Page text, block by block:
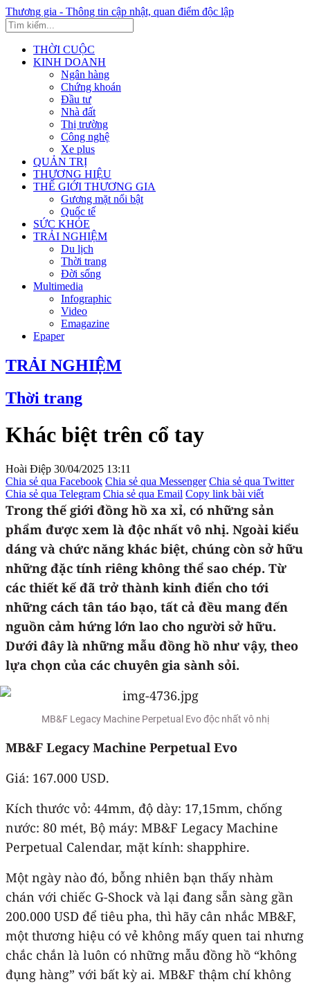
Thương gia - Thông tin cập nhật, quan điểm độc lập
THỜI CUỘC
KINH DOANH
Ngân hàng
Chứng khoán
Đầu tư
Nhà đất
Thị trường
Công nghệ
Xe plus
QUẢN TRỊ
THƯƠNG HIỆU
THẾ GIỚI THƯƠNG GIA
Gương mặt nổi bật
Quốc tế
SỨC KHỎE
TRẢI NGHIỆM
Du lịch
Thời trang
Đời sống
Multimedia
Infographic
Video
Emagazine
Epaper
TRẢI NGHIỆM
Thời trang
Khác biệt trên cổ tay
Hoài Điệp 30/04/2025 13:11
Chia sẻ qua Facebook Chia sẻ qua Messenger Chia sẻ qua Twitter
Chia sẻ qua Telegram Chia sẻ qua Email Copy link bài viết
Trong thế giới đồng hồ xa xỉ, có những sản
phẩm được xem là độc nhất vô nhị. Ngoài kiểu
dáng và chức năng khác biệt, chúng còn sở hữu
những đặc tính riêng không thể sao chép. Từ
các thiết kế đã trở thành kinh điển cho tới
những cách tân táo bạo, tất cả đều mang đến
nguồn cảm hứng lớn lao cho người sở hữu.
Dưới đây là những mẫu đồng hồ như vậy, theo
lựa chọn của các chuyên gia sành sỏi.
MB&F Legacy Machine Perpetual Evo độc nhất vô nhị
MB&F Legacy Machine Perpetual Evo
Giá: 167.000 USD.
Kích thước vỏ: 44mm, độ dày: 17,15mm, chống
nước: 80 mét, Bộ máy: MB&F Legacy Machine
Perpetual Calendar, mặt kính: shapphire.
Một ngày nào đó, bỗng nhiên bạn thấy nhàm
chán với chiếc G-Shock và lại đang sẵn sàng gần
200.000 USD để tiêu pha, thì hãy cân nhắc MB&F,
một thương hiệu có vẻ không mấy quen tai nhưng
chắc chắn là luôn có những mẫu đồng hồ “không
đụng hàng” với bất kỳ ai. MB&F thậm chí không